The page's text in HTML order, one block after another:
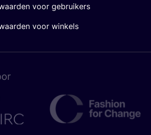
voor gebruikers
voor winkels